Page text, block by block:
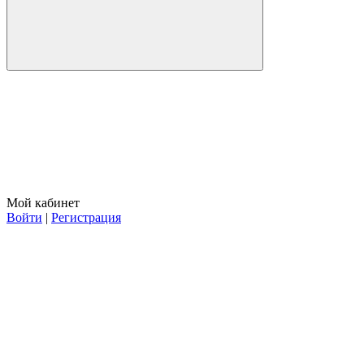
Мой кабинет
Войти | Регистрация